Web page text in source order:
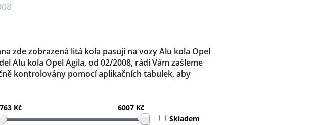
zde zobrazená litá kola pasují na vozy Alu kola Opel
Alu kola Opel Agila, od 02/2008, rádi Vám zašleme
kontrolovány pomocí aplikačních tabulek, aby
Kč
6007 Kč
Skladem